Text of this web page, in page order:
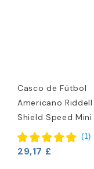
Casco de Fútbol
Americano Riddell
Shield Speed Mini
(1)
29,17 £